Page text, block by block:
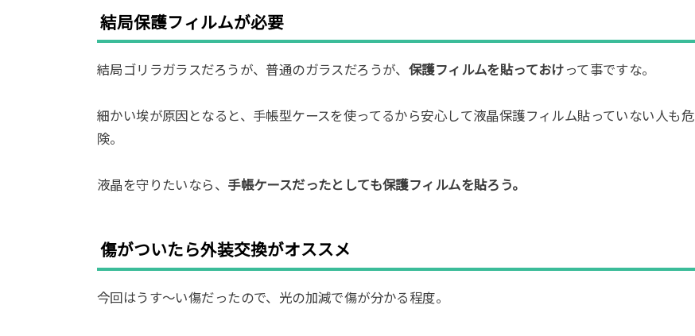
結局保護フィルムが必要
結局ゴリラガラスだろうが、普通のガラスだろうが、 保護フィルムを貼っておけ って事ですな。
細かい埃が原因となると、手帳型ケースを使ってるから安心して液晶保護フィルム貼っていない人も危
険。
液晶を守りたいなら、 手帳ケースだったとしても保護フィルムを貼ろう。
傷がついたら外装交換がオススメ
今回はうす～い傷だったので、光の加減で傷が分かる程度。